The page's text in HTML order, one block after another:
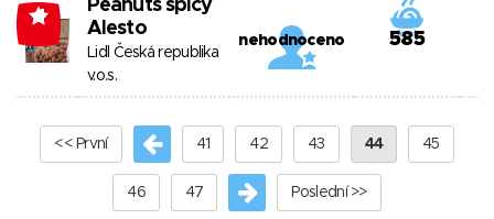
-4
Peanuts spicy
Alesto
Lidl Česká republika
v.o.s.
nehodnoceno 585
<< První 41 42 43 44 45
46 47 Poslední >>